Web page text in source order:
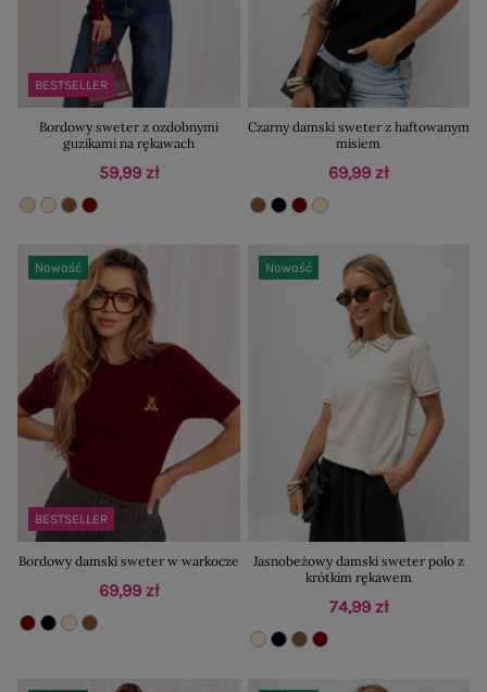
BESTSELLER
Bordowy sweter z ozdobnymi
guzikami na rękawach
59,99 zł
Czarny damski sweter z haftowanym
misiem
69,99 zł
BESTSELLER
Nowość
Bordowy damski sweter w warkocze
69,99 zł
Nowość
Jasnobeżowy damski sweter polo z
krótkim rękawem
74,99 zł